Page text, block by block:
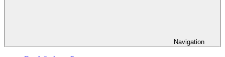
Navigation